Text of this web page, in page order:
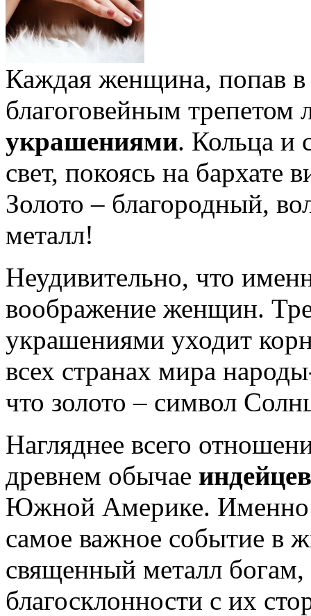
Каждая женщина, попав
благоговейным трепетом
украшениями. Кольца и
свет, покоясь на бархате
Золото – благородный,
металл!
Неудивительно, что
воображение женщин.
украшениями уходит
всех странах мира
что золото – символ
Нагляднее всего
древнем обычае
Южной Америке. Именно
самое важное событие в
священный металл
благосклонности с их